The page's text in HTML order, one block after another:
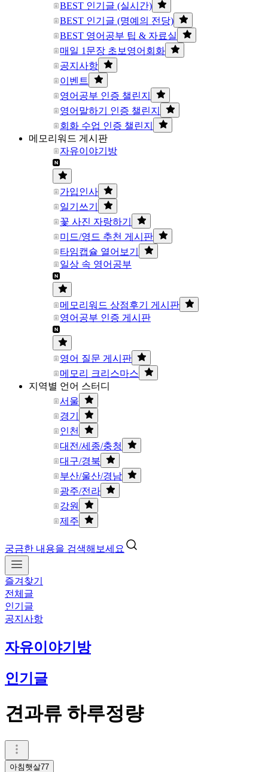
BEST 인기글 (실시간)
BEST 인기글 (명예의 전당)
BEST 영어공부 팁 & 자료실
매일 1문장 초보영어회화
공지사항
이벤트
영어공부 인증 챌린지
영어말하기 인증 챌린지
회화 수업 인증 챌린지
메모리워드 게시판
자유이야기방
가입인사
일기쓰기
꽃 사진 자랑하기
미드/영드 추천 게시판
타임캡슐 열어보기
일상 속 영어공부
메모리워드 상점후기 게시판
영어공부 인증 게시판
영어 질문 게시판
메모리 크리스마스
지역별 언어 스터디
서울
경기
인천
대전/세종/충청
대구/경북
부산/울산/경남
광주/전라
강원
제주
궁금한 내용을 검색해보세요
즐겨찾기
전체글
인기글
공지사항
자유이야기방
인기글
견과류 하루정량
아침햇살77